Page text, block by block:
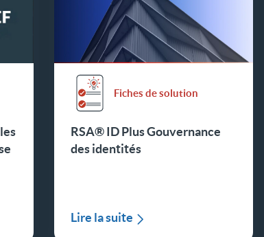
Fiches de solution
RSA® ID Plus Gouvernance
des identités
Lire la suite